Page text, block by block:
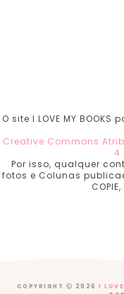
O site I LOVE MY
Creative Commons
Por isso, qualquer
fotos e Colunas
COPYRIGHT 2026 I